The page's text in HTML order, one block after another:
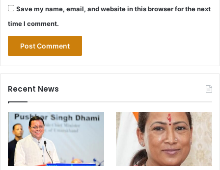
Save my name, email, and website in this browser for the next
time I comment.
Recent News